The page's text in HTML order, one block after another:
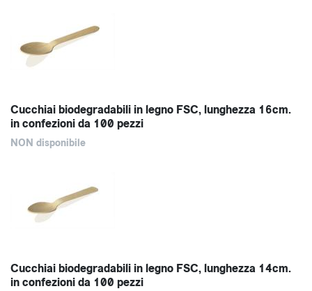
Cucchiai biodegradabili in legno FSC, lunghezza 16cm.
in confezioni da 100 pezzi
NON disponibile
Cucchiai biodegradabili in legno FSC, lunghezza 14cm.
in confezioni da 100 pezzi